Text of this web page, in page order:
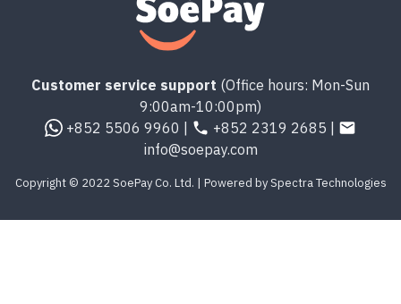
Customer service support (Office hours: Mon-Sun
9:00am-10:00pm)
+852 5506 9960 |
+852 2319 2685 |
info@soepay.com
Copyright © 2022 SoePay Co. Ltd. | Powered by Spectra Technologies